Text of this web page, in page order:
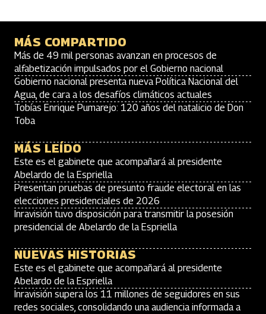
MÁS COMPARTIDO
Más de 49 mil personas avanzan en procesos de
alfabetización impulsados por el Gobierno nacional
Gobierno nacional presenta nueva Política Nacional del
Agua, de cara a los desafíos climáticos actuales
Tobías Enrique Pumarejo: 120 años del natalicio de Don
Toba
MÁS LEÍDO
Este es el gabinete que acompañará al presidente
Abelardo de la Espriella
Presentan pruebas de presunto fraude electoral en las
elecciones presidenciales de 2026
Inravisión tuvo disposición para transmitir la posesión
presidencial de Abelardo de la Espriella
NUEVAS HISTORIAS
Este es el gabinete que acompañará al presidente
Abelardo de la Espriella
Inravisión supera los 11 millones de seguidores en sus
redes sociales, consolidando una audiencia informada a